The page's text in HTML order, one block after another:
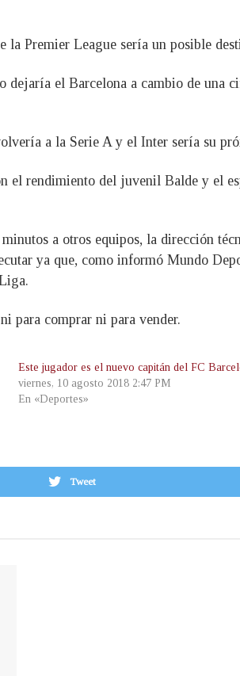
la Premier League sería un posible
el Barcelona a cambio de una
a la Serie A y el Inter sería su
el rendimiento del juvenil Balde y el
a otros equipos, la dirección
ya que, como informó Mundo
para comprar ni para vender.
Este jugador es el nuevo capitán del FC
viernes, 10 agosto 2018 2:47 PM
En «Deportes»
Tweet